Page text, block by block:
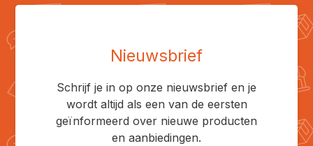
Nieuwsbrief
Schrijf je in op onze nieuwsbrief en je
wordt altijd als een van de eersten
geïnformeerd over nieuwe producten
en aanbiedingen.